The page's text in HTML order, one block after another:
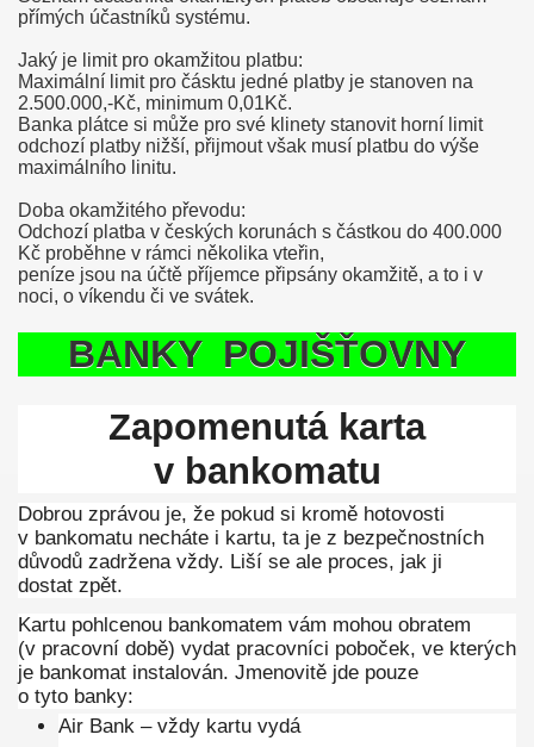
přímých účastníků systému.
Jaký je limit pro okamžitou platbu:
Maximální limit pro čásktu jedné platby je stanoven na
2.500.000,-Kč, minimum 0,01Kč.
Banka plátce si může pro své klinety stanovit horní limit
odchozí platby nižší, přijmout však musí platbu do výše
maximálního linitu.
Doba okamžitého převodu:
Odchozí platba v českých korunách s částkou do 400.000
Kč proběhne v rámci několika vteřin,
peníze jsou na účtě příjemce připsány okamžitě, a to i v
noci, o víkendu či ve svátek.
BANKY POJIŠŤOVNY
Zapomenutá karta
v bankomatu
Dobrou zprávou je, že pokud si kromě hotovosti
v bankomatu necháte i kartu, ta je z bezpečnostních
důvodů zadržena vždy. Liší se ale proces, jak ji
dostat zpět.
Kartu pohlcenou bankomatem vám mohou obratem
(v pracovní době) vydat pracovníci poboček, ve kterých
je bankomat instalován. Jmenovitě jde pouze
o tyto banky:
Air Bank – vždy kartu vydá